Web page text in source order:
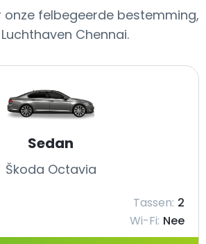
felbegeerde bestemming,
Chennai.
Sedan
Škoda Octavia
Tassen: 2
Wi-Fi: Nee